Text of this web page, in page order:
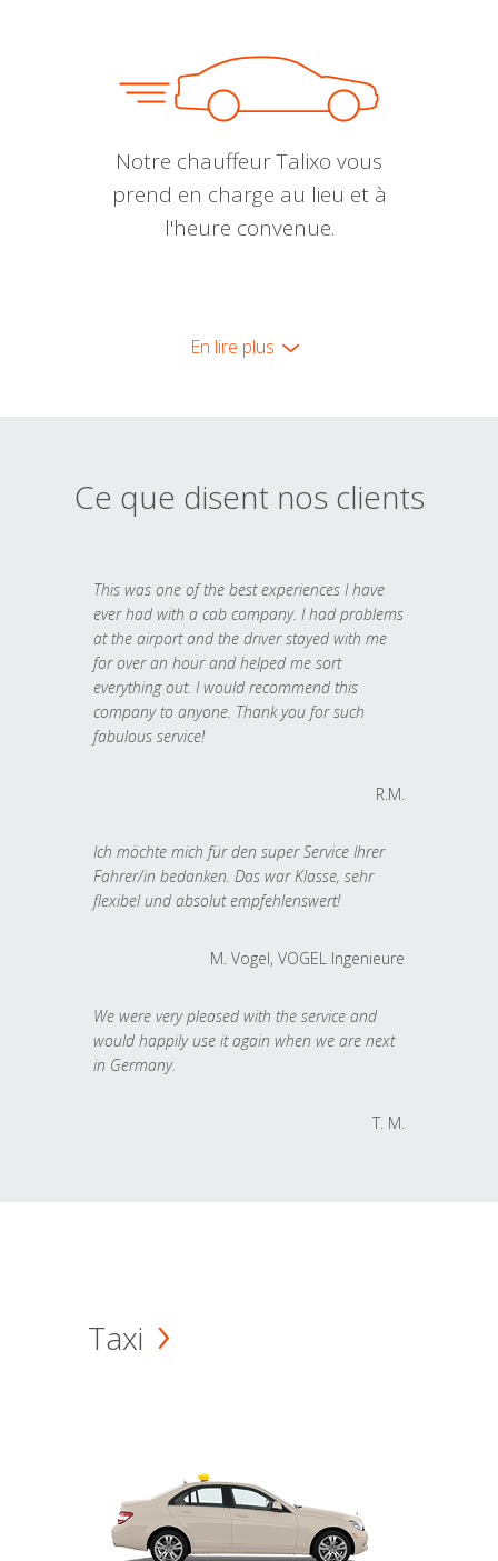
Notre chauffeur Talixo vous
prend en charge au lieu et à
l'heure convenue.
En lire plus
Ce que disent nos clients
This was one of the best experiences I have
ever had with a cab company. I had problems
at the airport and the driver stayed with me
for over an hour and helped me sort
everything out. I would recommend this
company to anyone. Thank you for such
fabulous service!
R.M.
Ich möchte mich für den super Service Ihrer
Fahrer/in bedanken. Das war Klasse, sehr
flexibel und absolut empfehlenswert!
M. Vogel, VOGEL Ingenieure
We were very pleased with the service and
would happily use it again when we are next
in Germany.
T. M.
Taxi